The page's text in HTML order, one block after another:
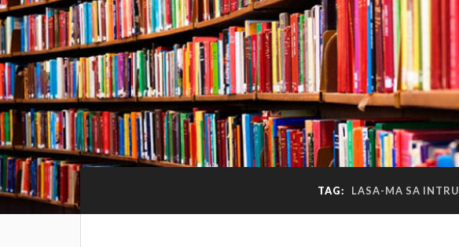
TAG: LASA-MA SA INTRU